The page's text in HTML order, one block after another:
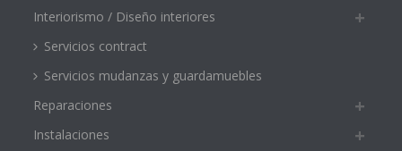
Interiorismo / Diseño interiores
Servicios contract
Servicios mudanzas y guardamuebles
Reparaciones
Instalaciones